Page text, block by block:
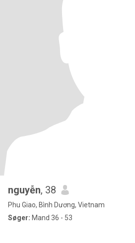
nguyễn, 38
Phu Giao, Bình Dương, Vietnam
Søger: Mand 36 - 53